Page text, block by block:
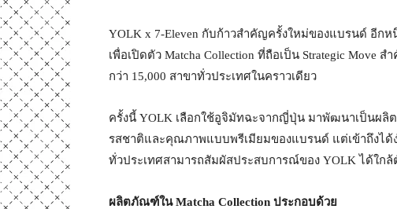
YOLK x 7-Eleven กับก้าวสำคัญครั้งใหม่ของแบรนด์ อีก
เพื่อเปิดตัว Matcha Collection ที่ถือเป็น Strategic Move
กว่า 15,000 สาขาทั่วประเทศในคราวเดียว
ครั้งนี้ YOLK เลือกใช้อูจิมัทฉะจากญี่ปุ่น มาพัฒนาเป็นผ
รสชาติและคุณภาพแบบพรีเมียมของแบรนด์ แต่เข้าถึงได้
ทั่วประเทศสามารถสัมผัสประสบการณ์ของ YOLK ได้ใก
ผลิตภัณฑ์ในMatcha Collection ประกอบด้วย